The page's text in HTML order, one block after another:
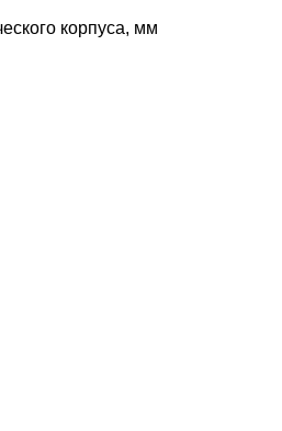
корпуса, мм